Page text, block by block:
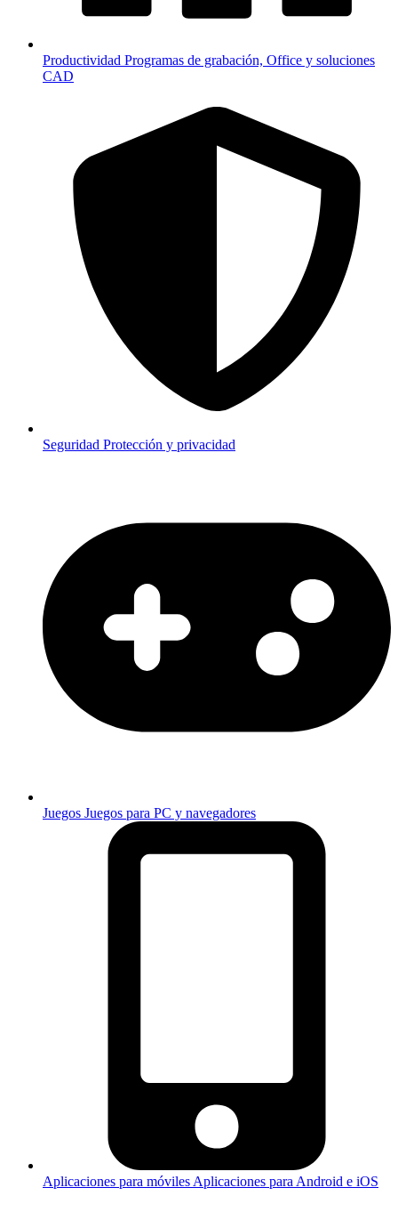
Productividad Programas de grabación, Office y soluciones
CAD
Seguridad Protección y privacidad
Juegos Juegos para PC y navegadores
Aplicaciones para móviles Aplicaciones para Android e iOS